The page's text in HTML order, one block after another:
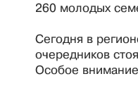
260 молодых
Сегодня в
очередников
Особое